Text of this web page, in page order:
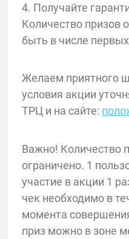
4. Получайте
Количество призов
быть в числе
Желаем приятного
условия акции
ТРЦ и на сайте:
Важно! Количество
ограничено. 1
участие в акции 1
чек необходимо в
момента
приз можно в зоне